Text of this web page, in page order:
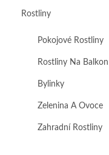
Rostliny
Pokojové Rostliny
Rostliny Na Balkon
Bylinky
Zelenina A Ovoce
Zahradní Rostliny